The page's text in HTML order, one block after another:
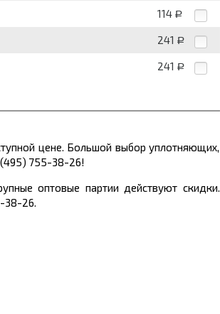
114 Р
241 Р
241 Р
цене. Большой выбор уплотняющих,
(495) 755-38-26!
оптовые партии действуют скидки.
38-26.